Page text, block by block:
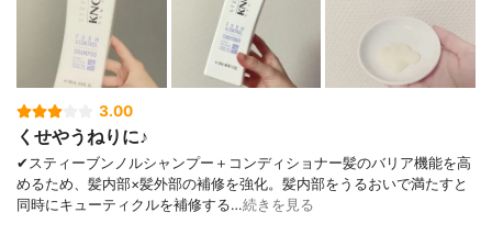
3.00
くせやうねりに♪
✔︎スティーブンノルシャンプー＋コンディショナー髪のバリア機能を高
めるため、髪内部×髪外部の補修を強化。髪内部をうるおいで満たすと
同時にキューティクルを補修する…続きを見る